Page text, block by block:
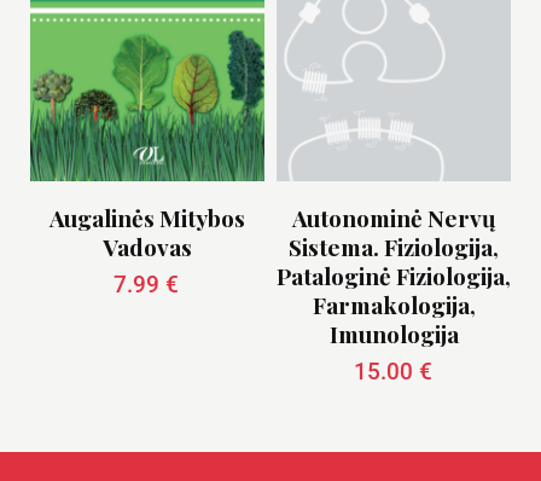
Augalinės Mitybos
Vadovas
7.99 €
Autonominė Nervų
Sistema. Fiziologija,
Pataloginė Fiziologija,
Farmakologija,
Imunologija
15.00 €